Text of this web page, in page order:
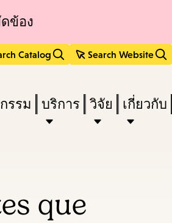
ข้อง
Catalog Search Website
รรม บริการ วิจัย เกี่ยวกับ
que